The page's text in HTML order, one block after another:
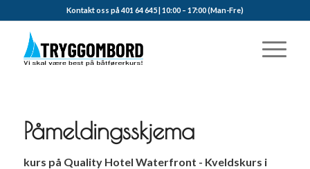
Kontakt oss på 401 64 645 | 10:00 – 17:00 (Man-Fre)
Påmeldingsskjema
kurs på Quality Hotel Waterfront - Kveldskurs i